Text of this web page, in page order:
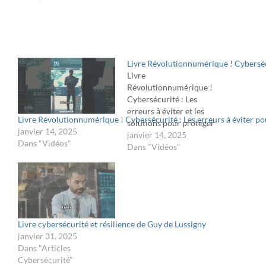
Livre Révolutionnumérique ! Cybersécurité : Les erreurs à éviter
janvier 14, 2025
Dans "Vidéos"
Livre Révolutionnumérique !
Livre
Révolutionnumérique !
Cybersécurité : Les
erreurs à éviter et les
solutions pour protéger
votre entreprise !Une
cyberattaque peut frapper
maîtrisez les clés de la
janvier 14, 2025
Dans "Vidéos"
Livre cybersécurité et résilience de Guy de Lussigny
janvier 31, 2025
Dans "Articles
Cybersécurité"